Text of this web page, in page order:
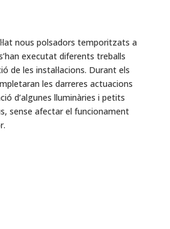
nous polsadors temporitzats a
executat diferents treballs
de les instal·lacions. Durant els
les darreres actuacions
d’algunes lluminàries i petits
sense afectar el funcionament